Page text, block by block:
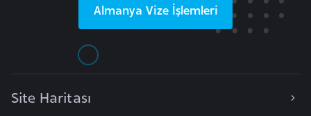
Almanya Vize İşlemleri
Site Haritası
n